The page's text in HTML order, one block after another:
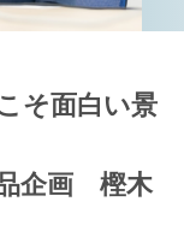
そ面白い景
企画 樫木